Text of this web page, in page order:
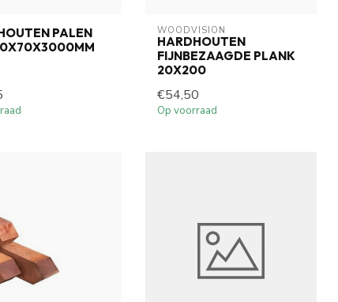
PALEN
WOODVISION
HARDHOUTEN
FIJNBEZAAGDE PLANK
20X200
€54,50
Op voorraad